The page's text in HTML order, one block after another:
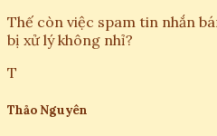
Thế còn việc spam tin nhắn
bị xử lý không nhỉ?
T
Thảo Nguyên